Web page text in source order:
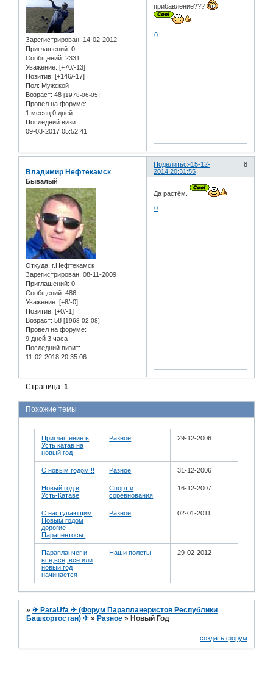
Зарегистрирован: 14-02-2012
Приглашений: 0
Сообщений: 2331
Уважение: [+70/-13]
Позитив: [+146/-17]
Пол: Мужской
Возраст: 48 [1978-06-05]
Провел на форуме:
1 месяц 0 дней
Последний визит:
09-03-2017 05:52:41
прибавление???
0
Поделиться 8
15-12-
2014 20:31:55
Владимир Нефтекамск
Бывалый
Откуда: г.Нефтекамск
Зарегистрирован: 08-11-2009
Приглашений: 0
Сообщений: 486
Уважение: [+8/-0]
Позитив: [+0/-1]
Возраст: 58 [1968-02-08]
Провел на форуме:
9 дней 3 часа
Последний визит:
11-02-2018 20:35:06
Да растём.
0
Страница:1
Похожие темы
Приглашение в
Усть катав на
новый год
Разное 29-12-2006
С новым годом!!! Разное 31-12-2006
Новый год в
Усть-Катаве
Спорт и
соревнования
16-12-2007
С наступающим
Новым годом
дорогие
Парапентосы.
Разное 02-01-2011
Парапланчег и
все,все, все или
новый год
начинается
Наши полеты 29-02-2012
»✈ ParaUfa ✈ (Форум Парапланеристов Республики
Башкортостан) ✈ » Разное » Новый Год
создать форум